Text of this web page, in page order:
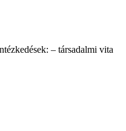
– társadalmi vita